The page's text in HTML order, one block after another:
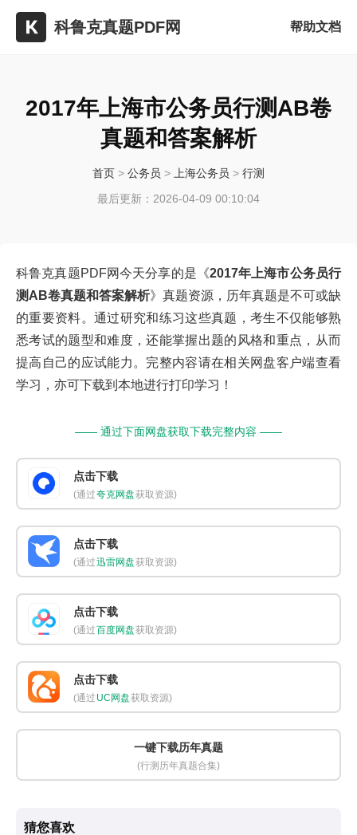
科鲁克真题PDF网 帮助文档
2017年上海市公务员行测AB卷
真题和答案解析
首页 > 公务员 > 上海公务员 > 行测
最后更新：2026-04-09 00:10:04
科鲁克真题PDF网今天分享的是《2017年上海市公务员行
测AB卷真题和答案解析》真题资源，历年真题是不可或缺
的重要资料。通过研究和练习这些真题，考生不仅能够熟
悉考试的题型和难度，还能掌握出题的风格和重点，从而
提高自己的应试能力。完整内容请在相关网盘客户端查看
学习，亦可下载到本地进行打印学习！
—— 通过下面网盘获取下载完整内容 ——
点击下载
(通过夸克网盘获取资源)
点击下载
(通过迅雷网盘获取资源)
点击下载
(通过百度网盘获取资源)
点击下载
(通过 UC网盘获取资源)
一键下载历年真题
(行测历年真题合集)
猜您喜欢